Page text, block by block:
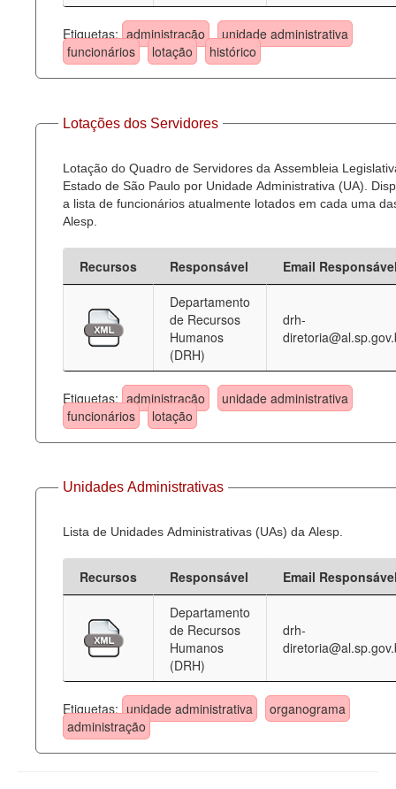
Etiquetas: administração
unidade administrativa
funcionários
lotação histórico
Lotações dos Servidores
Lotação do Quadro de Servidores da Assembleia
Estado de São Paulo por Unidade Administrativa (UA).
a lista de funcionários atualmente lotados em cada uma
Alesp.
Recursos Responsável
Email
Departamento
de Recursos
Humanos
(DRH)
drh-
Etiquetas: administração
unidade administrativa
funcionários
lotação
Unidades Administrativas
Lista de Unidades Administrativas (UAs) da Alesp.
Recursos Responsável
Email
Departamento
de Recursos
Humanos
(DRH)
drh-
Etiquetas: unidade administrativa
organograma
administração